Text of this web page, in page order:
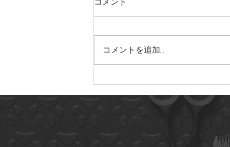
コメントを追加…